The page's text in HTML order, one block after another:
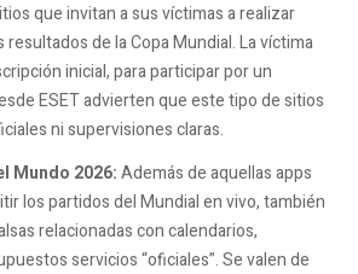
que invitan a sus víctimas a realizar
de la Copa Mundial. La víctima
inicial, para participar por un
ESET advierten que este tipo de sitios
ni supervisiones claras.
Mundo 2026:Además de aquellas apps
los partidos del Mundial en vivo, también
relacionadas con calendarios,
servicios “oficiales”. Se valen de